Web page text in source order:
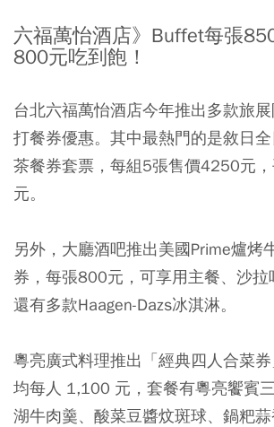
六福萬怡酒店》 Buffet每張
800元吃到飽！
台北六福萬怡酒店今年推出多款旅
打餐券優惠。其中最熱門的是敘日
茶餐券套票，每組5張售價4250元
元。
另外，大廳酒吧推出美國Prime爐烤
券，每張800元，可享用主餐、沙
還有多款Haagen-Dazs冰淇淋。
粵亮廣式料理推出「經典四人合菜
均每人 1,100 元，套餐有粵亮饗賓
湖牛肉羹、酸菜豆醬炆斑球、鍋粑